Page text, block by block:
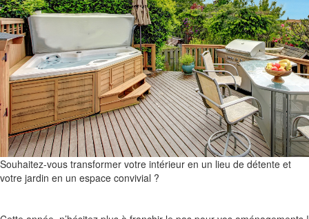
Souhaitez-vous transformer votre intérieur en un lieu de détente et
votre jardin en un espace convivial ?